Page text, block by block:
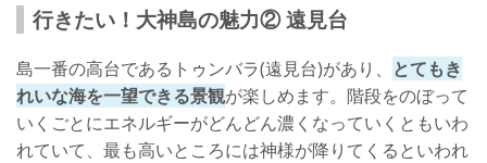
行きたい！大神島の魅力② 遠見台
島一番の高台であるトゥンバラ(遠見台)があり、 とてもき
れいな海を一望できる景観が楽しめます。階段をのぼって
いくごとにエネルギーがどんどん濃くなっていくともいわ
れていて、最も高いところには神様が降りてくるといわれ